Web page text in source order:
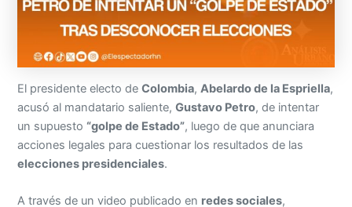
El presidente electo deColombia,Abelardo de la Espriella,
acusó al mandatario saliente,Gustavo Petro, de intentar
un supuesto “golpe de Estado”, luego de que anunciara
acciones legales para cuestionar los resultados de las
elecciones presidenciales.
A través de un video publicado en redes sociales,